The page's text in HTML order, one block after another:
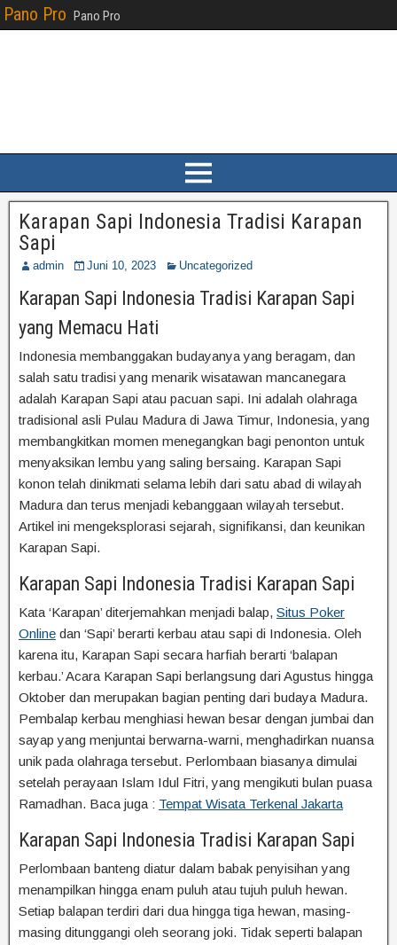
Pano Pro Pano Pro
Karapan Sapi Indonesia Tradisi Karapan
Sapi
admin Juni 10, 2023 Uncategorized
Karapan Sapi Indonesia Tradisi Karapan Sapi
yang Memacu Hati
Indonesia membanggakan budayanya yang beragam, dan
salah satu tradisi yang menarik wisatawan mancanegara
adalah Karapan Sapi atau pacuan sapi. Ini adalah olahraga
tradisional asli Pulau Madura di Jawa Timur, Indonesia, yang
membangkitkan momen menegangkan bagi penonton untuk
menyaksikan lembu yang saling bersaing. Karapan Sapi
konon telah dinikmati selama lebih dari satu abad di wilayah
Madura dan terus menjadi kebanggaan wilayah tersebut.
Artikel ini mengeksplorasi sejarah, signifikansi, dan keunikan
Karapan Sapi.
Karapan Sapi Indonesia Tradisi Karapan Sapi
Kata ‘Karapan’ diterjemahkan menjadi balap, Situs Poker
Online dan ‘Sapi’ berarti kerbau atau sapi di Indonesia. Oleh
karena itu, Karapan Sapi secara harfiah berarti ‘balapan
kerbau.’ Acara Karapan Sapi berlangsung dari Agustus hingga
Oktober dan merupakan bagian penting dari budaya Madura.
Pembalap kerbau menghiasi hewan besar dengan jumbai dan
sayap yang menjuntai berwarna-warni, menghadirkan nuansa
unik pada olahraga tersebut. Perlombaan biasanya dimulai
setelah perayaan Islam Idul Fitri, yang mengikuti bulan puasa
Ramadhan. Baca juga : Tempat Wisata Terkenal Jakarta
Karapan Sapi Indonesia Tradisi Karapan Sapi
Perlombaan banteng diatur dalam babak penyisihan yang
menampilkan hingga enam puluh atau tujuh puluh hewan.
Setiap balapan terdiri dari dua hingga tiga hewan, masing-
masing ditunggangi oleh seorang joki. Tidak seperti balapan